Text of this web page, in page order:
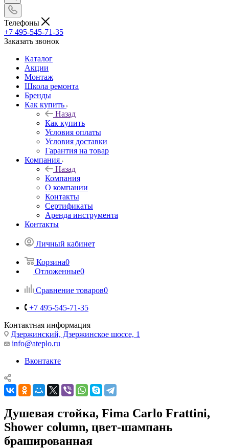
Телефоны
+7 495-545-71-35
Заказать звонок
Каталог
Акции
Монтаж
Школа ремонта
Бренды
Как купить
Назад
Как купить
Условия оплаты
Условия доставки
Гарантия на товар
Компания
Назад
Компания
О компании
Контакты
Сертификаты
Аренда инструмента
Контакты
Личный кабинет
Корзина0
Отложенные0
Сравнение товаров0
+7 495-545-71-35
Контактная информация
Дзержинский, Дзержинское шоссе, 1
info@ateplo.ru
Вконтакте
Душевая стойка, Fima Carlo Frattini,
Shower column, цвет-шампань
брашированная